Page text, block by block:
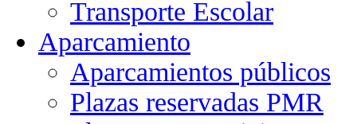
Transporte Escolar
Aparcamiento
Aparcamientos públicos
Plazas reservadas PMR